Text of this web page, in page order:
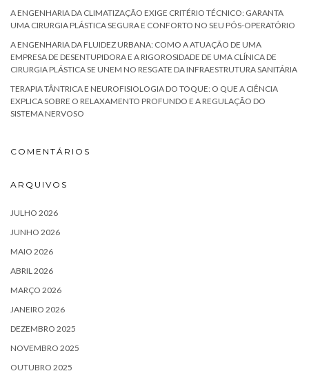
A ENGENHARIA DA CLIMATIZAÇÃO EXIGE CRITÉRIO TÉCNICO: GARANTA
UMA CIRURGIA PLÁSTICA SEGURA E CONFORTO NO SEU PÓS-OPERATÓRIO
A ENGENHARIA DA FLUIDEZ URBANA: COMO A ATUAÇÃO DE UMA
EMPRESA DE DESENTUPIDORA E A RIGOROSIDADE DE UMA CLÍNICA DE
CIRURGIA PLÁSTICA SE UNEM NO RESGATE DA INFRAESTRUTURA SANITÁRIA
TERAPIA TÂNTRICA E NEUROFISIOLOGIA DO TOQUE: O QUE A CIÊNCIA
EXPLICA SOBRE O RELAXAMENTO PROFUNDO E A REGULAÇÃO DO
SISTEMA NERVOSO
COMENTÁRIOS
ARQUIVOS
JULHO 2026
JUNHO 2026
MAIO 2026
ABRIL 2026
MARÇO 2026
JANEIRO 2026
DEZEMBRO 2025
NOVEMBRO 2025
OUTUBRO 2025